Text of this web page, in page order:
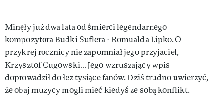
Minęły już dwa lata od śmierci legendarnego
kompozytora Budki Suflera - Romualda Lipko. O
przykrej rocznicy nie zapomniał jego przyjaciel,
Krzysztof Cugowski… Jego wzruszający wpis
doprowadził do łez tysiące fanów. Dziś trudno uwierzyć,
że obaj muzycy mogli mieć kiedyś ze sobą konflikt.